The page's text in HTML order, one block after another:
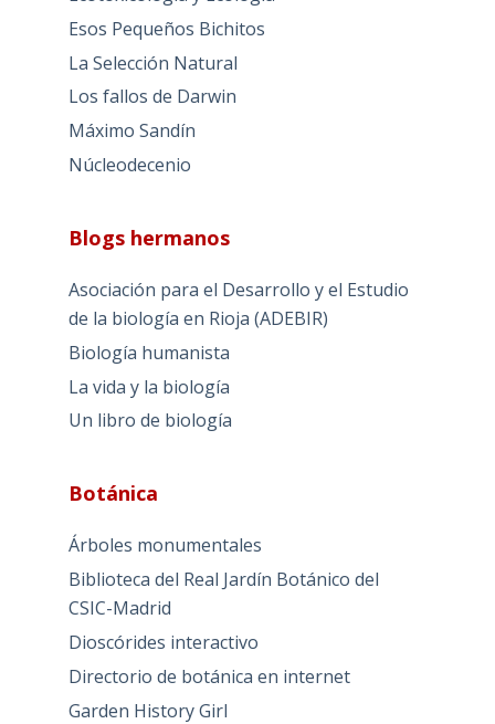
Esos Pequeños Bichitos
La Selección Natural
Los fallos de Darwin
Máximo Sandín
Núcleodecenio
Blogs hermanos
Asociación para el Desarrollo y el Estudio
de la biología en Rioja (ADEBIR)
Biología humanista
La vida y la biología
Un libro de biología
Botánica
Árboles monumentales
Biblioteca del Real Jardín Botánico del
CSIC-Madrid
Dioscórides interactivo
Directorio de botánica en internet
Garden History Girl